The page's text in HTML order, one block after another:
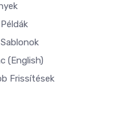
(English)
Frissítések